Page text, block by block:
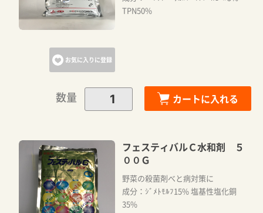
お気に入りに登録
TPN50%
数量 カートに入れる
フェスティバルＣ水和剤 ５
００Ｇ
野菜の殺菌剤べと病対策に
成分：ｼﾞﾒﾄﾓﾙﾌ15% 塩基性塩化銅
35%